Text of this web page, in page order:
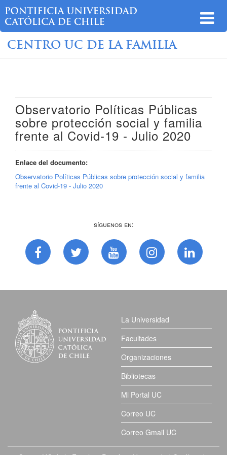
CENTRO UC DE LA FAMILIA
Observatorio Políticas Públicas
sobre protección social y familia
frente al Covid-19 - Julio 2020
Enlace del documento:
Observatorio Políticas Públicas sobre protección social y familia
frente al Covid-19 - Julio 2020
Síguenos en:
La Universidad
Facultades
Organizaciones
Bibliotecas
Mi Portal UC
Correo UC
Correo Gmail UC